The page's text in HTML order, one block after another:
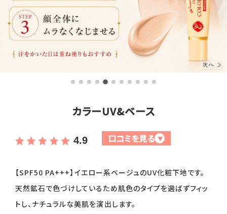
サプリメント
美容アイテム・その他
シミ・くすみ
肌荒れ
お買
ご注文方法
送料・配送について
定期
カラーUV&ベース
4.9 口コミを見る ▼
【SPF50 PA+++】イエロー系ベージュのUV化粧下地です。
天然鉱石で色づけしているため肌色のタイプを選ばずフィッ
トし、ナチュラルな美肌を演出します。